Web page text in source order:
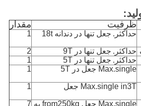
ظرفیت مقدار
حداکثر. جعل تنها در دندانه 18t 1
حداکثر. جعل تنها در 9T
2
حداکثر. جعل تنها در 5T
1
Max.single جعل در 5T 1
Max.single in3T جعل 1
Max.single جعل from250kg به 7